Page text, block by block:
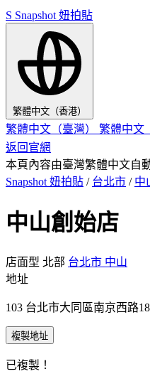
S Snapshot 妞拍貼
繁體中文（香港）
繁體中文（臺灣） 繁體中文
返回官網
本頁內容由臺灣繁體中文自
Snapshot 妞拍貼 / 台北市 / 中
中山創始店
店面型 北部 台北市 中山
地址
103 台北市大同區南京西路
複製地址
已複製！